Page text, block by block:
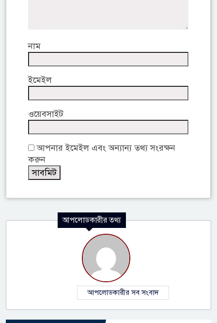
নাম
ইমেইল
ওয়েবসাইট
আপনার ইমেইল এবং অন্যান্য তথ্য সংরক্ষন
করুন
আপলোডকারীর তথ্য
আপলোডকারীর সব সংবাদ